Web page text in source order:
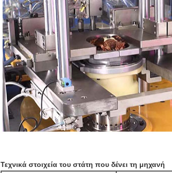
Τεχνικά στοιχεία του στάτη που δένει τη μηχανή